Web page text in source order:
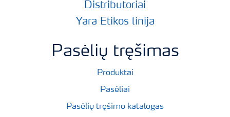
Distributoriai
Yara Etikos linija
Pasėlių tręšimas
Produktai
Pasėliai
Pasėlių tręšimo katalogas